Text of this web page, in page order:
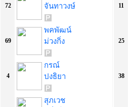
72
จันทาวงษ์
69
พคพัฒน์
ม่วงกิ่ง
4
กรณ์
ปงธิยา
สุภเวช
11
25
38